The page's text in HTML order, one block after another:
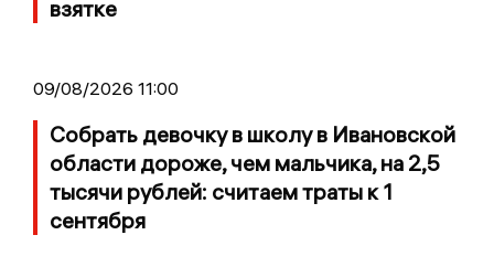
взятке
09/08/2026 11:00
Собрать девочку в школу в Ивановской
области дороже, чем мальчика, на 2,5
тысячи рублей: считаем траты к 1
сентября